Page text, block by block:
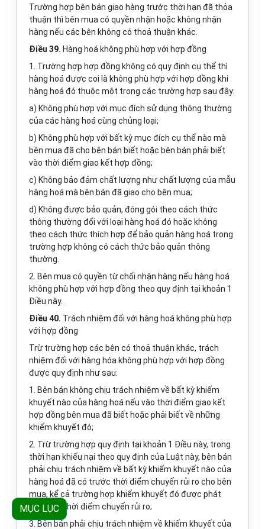
Trường hợp bên bán giao hàng trước thời hạn đã thỏa
thuận thì bên mua có quyền nhận hoặc không nhận
hàng nếu các bên không có thoả thuận khác.
Điều 39. Hàng hoá không phù hợp với hợp đồng
1. Trường hợp hợp đồng không có quy định cụ thể thì
hàng hoá được coi là không phù hợp với hợp đồng khi
hàng hoá đó thuộc một trong các trường hợp sau đây:
a) Không phù hợp với mục đích sử dụng thông thường
của các hàng hoá cùng chủng loại;
b) Không phù hợp với bất kỳ mục đích cụ thể nào mà
bên mua đã cho bên bán biết hoặc bên bán phải biết
vào thời điểm giao kết hợp đồng;
c) Không bảo đảm chất lượng như chất lượng của mẫu
hàng hoá mà bên bán đã giao cho bên mua;
d) Không được bảo quản, đóng gói theo cách thức
thông thường đối với loại hàng hoá đó hoặc không
theo cách thức thích hợp để bảo quản hàng hoá trong
trường hợp không có cách thức bảo quản thông
thường.
2. Bên mua có quyền từ chối nhận hàng nếu hàng hoá
không phù hợp với hợp đồng theo quy định tại khoản 1
Điều này.
Điều 40. Trách nhiệm đối với hàng hoá không phù hợp
với hợp đồng
Trừ trường hợp các bên có thoả thuận khác, trách
nhiệm đối với hàng hóa không phù hợp với hợp đồng
được quy định như sau:
1. Bên bán không chịu trách nhiệm về bất kỳ khiếm
khuyết nào của hàng hoá nếu vào thời điểm giao kết
hợp đồng bên mua đã biết hoặc phải biết về những
khiếm khuyết đó;
2. Trừ trường hợp quy định tại khoản 1 Điều này, trong
thời hạn khiếu nại theo quy định của Luật này, bên bán
phải chịu trách nhiệm về bất kỳ khiếm khuyết nào của
hàng hoá đã có trước thời điểm chuyển rủi ro cho bên
mua, kể cả trường hợp khiếm khuyết đó được phát
hiện sau thời điểm chuyển rủi ro;
3. Bên bán phải chịu trách nhiệm về khiếm khuyết của
MỤC LỤC